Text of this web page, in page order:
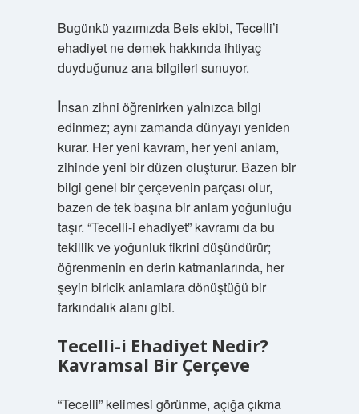
Bugünkü yazımızda Beis ekibi, Tecelli’i
ehadiyet ne demek hakkında ihtiyaç
duyduğunuz ana bilgileri sunuyor.
İnsan zihni öğrenirken yalnızca bilgi
edinmez; aynı zamanda dünyayı yeniden
kurar. Her yeni kavram, her yeni anlam,
zihinde yeni bir düzen oluşturur. Bazen bir
bilgi genel bir çerçevenin parçası olur,
bazen de tek başına bir anlam yoğunluğu
taşır. “Tecelli-i ehadiyet” kavramı da bu
tekillik ve yoğunluk fikrini düşündürür;
öğrenmenin en derin katmanlarında, her
şeyin biricik anlamlara dönüştüğü bir
farkındalık alanı gibi.
Tecelli-i Ehadiyet Nedir?
Kavramsal Bir Çerçeve
“Tecelli” kelimesi görünme, açığa çıkma